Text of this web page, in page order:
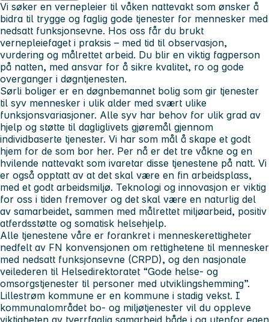
Vi søker en vernepleier til våken nattevakt som ønsker å
bidra til trygge og faglig gode tjenester for mennesker med
nedsatt funksjonsevne. Hos oss får du brukt
vernepleiefaget i praksis – med tid til observasjon,
vurdering og målrettet arbeid. Du blir en viktig fagperson
på natten, med ansvar for å sikre kvalitet, ro og gode
overganger i døgntjenesten.
Sørli boliger er en døgnbemannet bolig som gir tjenester
til syv mennesker i ulik alder med svært ulike
funksjonsvariasjoner. Alle syv har behov for ulik grad av
hjelp og støtte til dagliglivets gjøremål gjennom
individbaserte tjenester. Vi har som mål å skape et godt
hjem for de som bor her. Per nå er det tre våkne og en
hvilende nattevakt som ivaretar disse tjenestene på natt. Vi
er også opptatt av at det skal være en fin arbeidsplass,
med et godt arbeidsmiljø. Teknologi og innovasjon er viktig
for oss i tiden fremover og det skal være en naturlig del
av samarbeidet, sammen med målrettet miljøarbeid, positiv
atferdsstøtte og somatisk helsehjelp.
Alle tjenestene våre er forankret i menneskerettigheter
nedfelt av FN konvensjonen om rettighetene til mennesker
med nedsatt funksjonsevne (CRPD), og den nasjonale
veilederen til Helsedirektoratet “Gode helse- og
omsorgstjenester til personer med utviklingshemming”.
Lillestrøm kommune er en kommune i stadig vekst. I
kommunalområdet bo- og miljøtjenester vil du oppleve